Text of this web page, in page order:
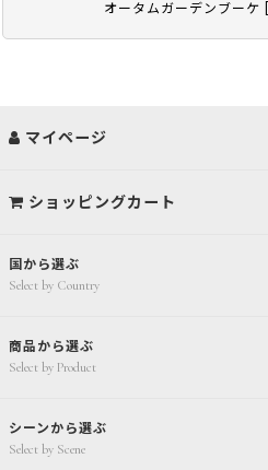
オータムガーデンブーケ
国から選ぶ
Select by Country
商品から選ぶ
Select by Product
シーンから選ぶ
Select by Scene
マイページ
ショッピングカート